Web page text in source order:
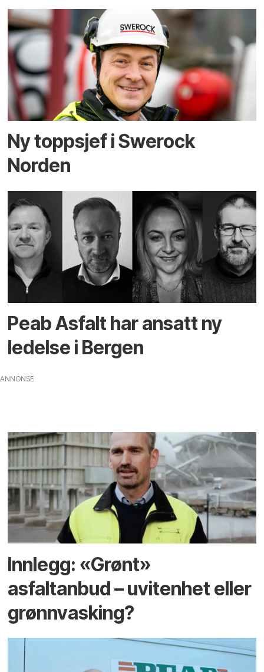
Ny toppsjef i Swerock
Norden
Peab Asfalt har ansatt ny
ledelse i Bergen
ANNONSE
Innlegg: «Grønt»
asfaltanbud – uvitenhet eller
grønnvasking?